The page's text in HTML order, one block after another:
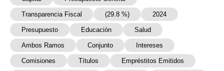
Transparencia Fiscal (29.8 %) 2024
Presupuesto Educación Salud
Ambos Ramos Conjunto Intereses
Comisiones Títulos Empréstitos Emitidos